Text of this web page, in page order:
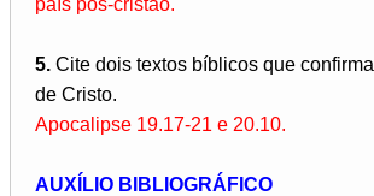
país pós-cristão.
5. Cite dois textos bíblicos que
de Cristo.
Apocalipse 19.17-21 e 20.10.
AUXÍLIO BIBLIOGRÁFICO